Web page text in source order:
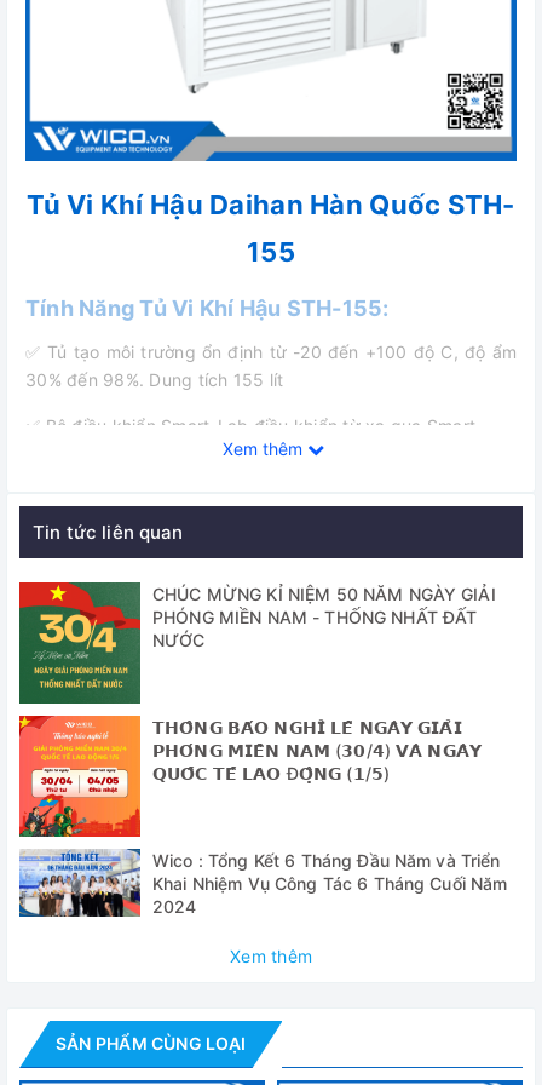
Tủ Vi Khí Hậu Daihan Hàn Quốc STH-
155
Tính Năng Tủ Vi Khí Hậu STH-155:
✅ Tủ tạo môi trường ổn định từ -20 đến +100 độ C, độ ẩm
30% đến 98%. Dung tích 155 lít
✅ Bộ điều khiển Smart-Lab điều khiển từ xa qua Smart
phone thông qua WiRe App Service, với nhiều tính năng:
+ Kết nối internet bằng Wifi (kết nối không dây)
+ Tính năng tự chuẩn đoán
+ Ghi nhận dữ liệu tự động
+ Gửi các cảnh báo tới điện thoại: Lỗi nguồn/ nhiệt độ/ cửa
mở/ có lỗi
+ Cổng USB tích hợp để nâng cấp chương trình hoặc truy
xuất dữ liệu tủ
+ Cài đặt mật khẩu bảo vệ
+ Đồ thị nhiệt độ tiện theo dõi
+ Hiệu chuẩn kỹ thuật số (tính năng bù nhiệt)
+ Cảnh báo cửa mở và lỗi nguồn
+ Bộ nhớ nhiệt độ Min/Max
Xem thêm
Tin tức liên quan
CHÚC MỪNG KỈ NIỆM 50 NĂM NGÀY GIẢI
PHÓNG MIỀN NAM - THỐNG NHẤT ĐẤT
NƯỚC
𝗧𝗛𝗢̂𝗡𝗚 𝗕𝗔́𝗢 𝗡𝗚𝗛𝗜̉ 𝗟𝗘̂̃ 𝗡𝗚𝗔̀𝗬 𝗚𝗜𝗔̉𝗜
𝗣𝗛𝗢́𝗡𝗚 𝗠𝗜𝗘̂̀𝗡 𝗡𝗔𝗠 (𝟯𝟬/𝟰) 𝗩𝗔̀ 𝗡𝗚𝗔̀𝗬
𝗤𝗨𝗢̂́𝗖 𝗧𝗘̂́ 𝗟𝗔𝗢 Đ𝗢̣̂𝗡𝗚 (𝟭/𝟱)
Wico : Tổng Kết 6 Tháng Đầu Năm và Triển
Khai Nhiệm Vụ Công Tác 6 Tháng Cuối Năm
2024
Xem thêm
SẢN PHẨM CÙNG LOẠI